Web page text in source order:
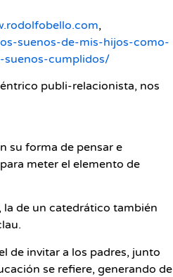
,
suenos-de-mis-hijos-como-
suenos-cumplidos/
publi-relacionista, nos
su forma de pensar e
meter el elemento de
de un catedrático también
de invitar a los padres, junto
se refiere, generando de